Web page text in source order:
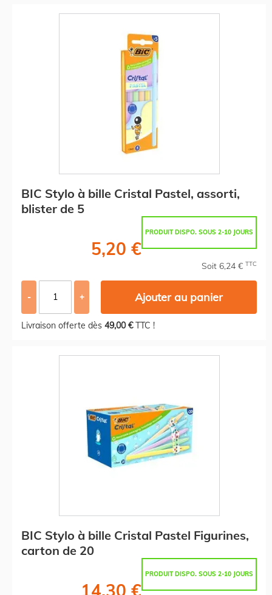
BIC Stylo à bille Cristal Pastel, assorti,
blister de 5
PRODUIT DISPO. SOUS 2-10 JOURS
5,20 €
Soit 6,24 € TTC
- + Ajouter au panier
Livraison offerte dès 49,00 €TTC !
BIC Stylo à bille Cristal Pastel Figurines,
carton de 20
PRODUIT DISPO. SOUS 2-10 JOURS
14,30 €